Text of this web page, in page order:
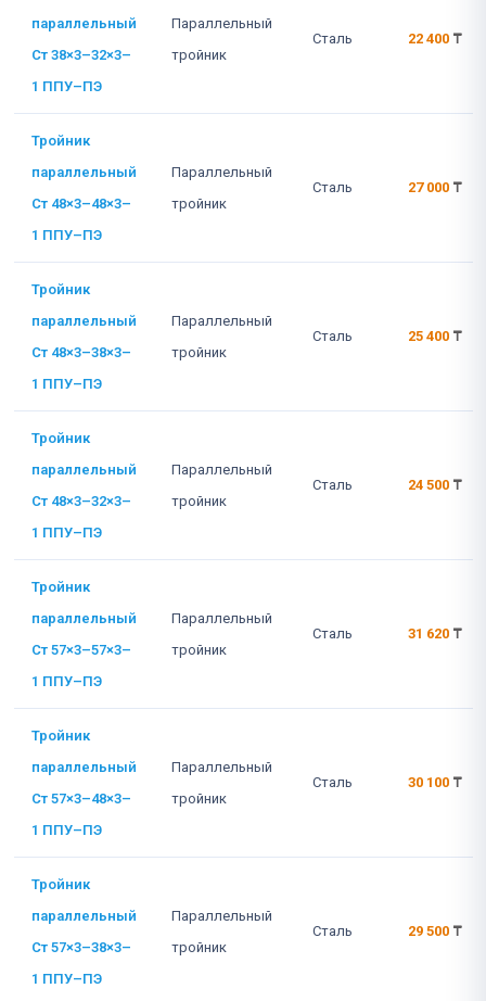
параллельный
Ст 38×3–32×3–
1 ППУ–ПЭ
Параллельный
тройник
Сталь 22 400 ₸
Тройник
параллельный
Ст 48×3–48×3–
1 ППУ–ПЭ
Параллельный
тройник
Сталь 27 000 ₸
Тройник
параллельный
Ст 48×3–38×3–
1 ППУ–ПЭ
Параллельный
тройник
Сталь 25 400 ₸
Тройник
параллельный
Ст 48×3–32×3–
1 ППУ–ПЭ
Параллельный
тройник
Сталь 24 500 ₸
Тройник
параллельный
Ст 57×3–57×3–
1 ППУ–ПЭ
Параллельный
тройник
Сталь 31 620 ₸
Тройник
параллельный
Ст 57×3–48×3–
1 ППУ–ПЭ
Параллельный
тройник
Сталь 30 100 ₸
Тройник
параллельный
Ст 57×3–38×3–
1 ППУ–ПЭ
Параллельный
тройник
Сталь 29 500 ₸